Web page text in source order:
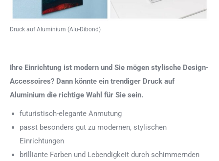
Druck auf Aluminium (Alu-Dibond)
Ihre Einrichtung ist modern und Sie mögen stylische Design-
Accessoires? Dann könnte ein trendiger Druck auf
Aluminium die richtige Wahl für Sie sein.
futuristisch-elegante Anmutung
passt besonders gut zu modernen, stylischen
Einrichtungen
brilliante Farben und Lebendigkeit durch schimmernden